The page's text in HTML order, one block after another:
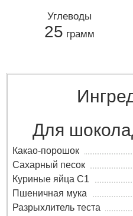
Углеводы
25 грамм
Для
Какао-порошок
Сахарный песок
Куриные яйца C1
Пшеничная мука
Разрыхлитель теста